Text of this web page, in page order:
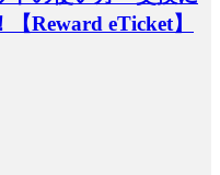
Reward eTicket】